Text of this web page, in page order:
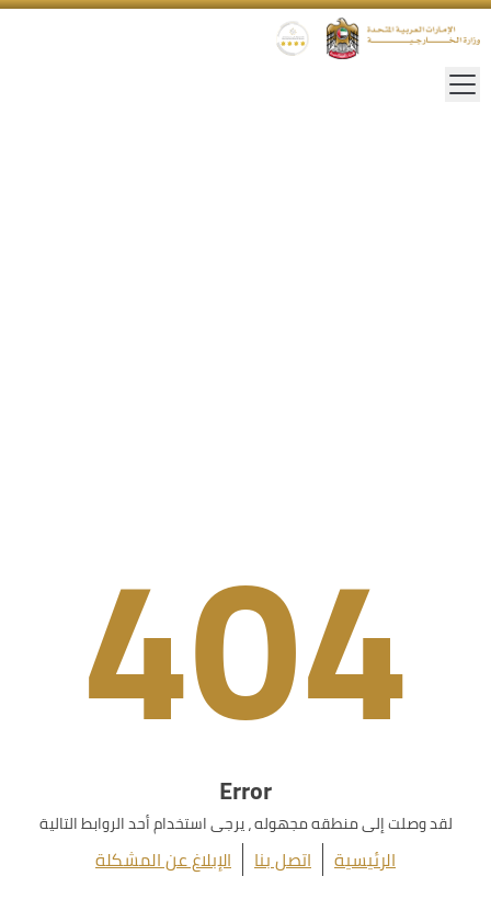
404
Error
لقد وصلت إلى منطقه مجهوله ، يرجى استخدام أحد الروابط التالية
الرئيسية اتصل بنا الإبلاغ عن المشكلة